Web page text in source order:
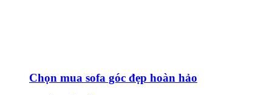
Chọn mua sofa góc đẹp hoàn hảo